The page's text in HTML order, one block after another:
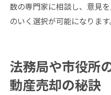
数の専門家に相談し、意見
のいく選択が可能になります
法務局や市役所
動産売却の秘訣